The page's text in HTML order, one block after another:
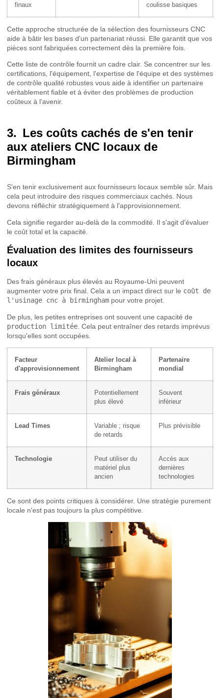
finaux
coulisse basiques
Cette approche structurée de la sélection des fournisseurs CNC
aide à bâtir les bases d'un partenariat réussi. Elle garantit que vos
pièces sont fabriquées correctement dès la première fois.
Cette liste de contrôle fournit un cadre clair. Se concentrer sur les
certifications, l'équipement, l'expertise de l'équipe et des systèmes
de contrôle qualité robustes vous aide à identifier un partenaire
véritablement fiable et à éviter des problèmes de production
coûteux à l'avenir.
Les coûts cachés de s'en tenir
aux ateliers CNC locaux de
Birmingham
S'en tenir exclusivement aux fournisseurs locaux semble sûr. Mais
cela peut introduire des risques commerciaux cachés. Nous
devons réfléchir stratégiquement à l'approvisionnement.
Cela signifie regarder au-delà de la commodité. Il s'agit d'évaluer
le coût total et la capacité.
Évaluation des limites des fournisseurs
locaux
Des frais généraux plus élevés au Royaume-Uni peuvent
augmenter votre prix final. Cela a un impact direct sur le coût de
l'usinage cnc à birmingham pour votre projet.
De plus, les petites entreprises ont souvent une capacité de
production limitée . Cela peut entraîner des retards imprévus
lorsqu'elles sont occupées.
Facteur
d'approvisionnement
Atelier local à
Birmingham
Partenaire
mondial
Frais généraux
Potentiellement
plus élevé
Souvent
inférieur
Lead Times
Variable ; risque
de retards
Plus prévisible
Technologie
Peut utiliser du
matériel plus
ancien
Accès aux
dernières
technologies
Ce sont des points critiques à considérer. Une stratégie purement
locale n'est pas toujours la plus compétitive.